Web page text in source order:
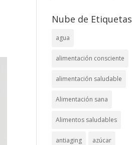
Nube de Etiquetas
agua
alimentación consciente
alimentación saludable
Alimentación sana
Alimentos saludables
antiaging azúcar